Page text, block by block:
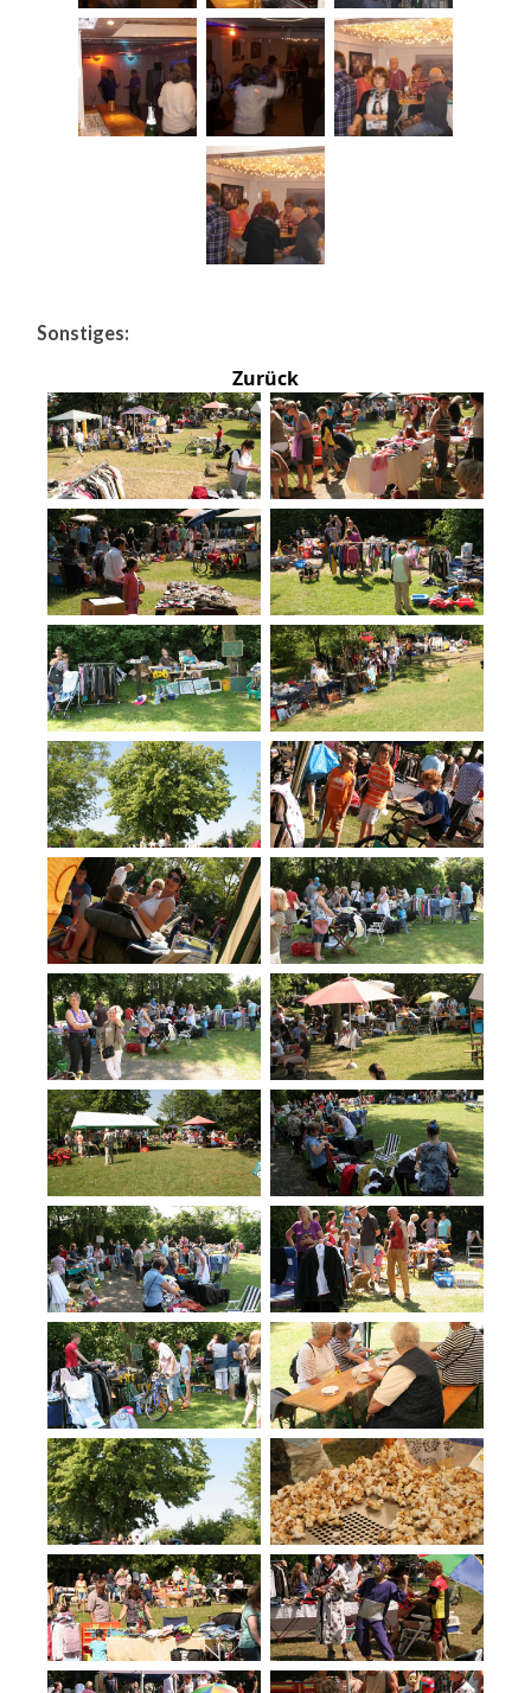
Sonstiges:
Zurück